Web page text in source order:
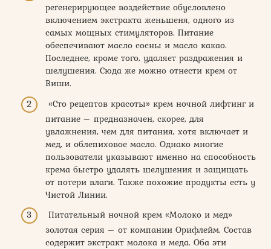
регенерирующее воздействие обусловлено
включением экстракта женьшеня, одного из
самых мощных стимуляторов. Питание
обеспечивают масло сосны и масло какао.
Последнее, кроме того, удаляет раздражения и
шелушения. Сюда же можно отнести крем от
Виши.
«Сто рецептов красоты» крем ночной лифтинг и
питание – предназначен, скорее, для
увлажнения, чем для питания, хотя включает и
мед, и облепиховое масло. Однако многие
пользователи указывают именно на способность
крема быстро удалять шелушения и защищать
от потери влаги. Также похожие продукты есть у
Чистой Линии.
Питательный ночной крем «Молоко и мед»
золотая серия – от компании Орифлейм. Состав
содержит экстракт молока и меда. Оба эти